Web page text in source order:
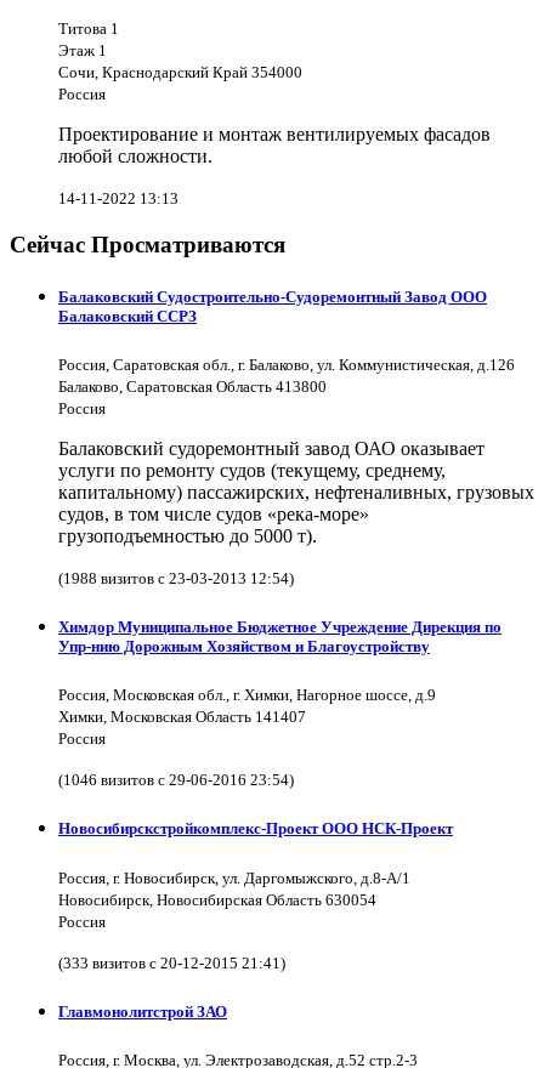
Титова 1
Этаж 1
Сочи, Краснодарский Край 354000
Россия
Проектирование и монтаж вентилируемых фасадов
любой сложности.
14-11-2022 13:13
Сейчас Просматриваются
Балаковский Судостроительно-Судоремонтный Завод ООО
Балаковский ССРЗ
Россия, Саратовская обл., г. Балаково, ул. Коммунистическая, д.126
Балаково, Саратовская Область 413800
Россия
Балаковский судоремонтный завод ОАО оказывает
услуги по ремонту судов (текущему, среднему,
капитальному) пассажирских, нефтеналивных, грузовых
судов, в том числе судов «река-море»
грузоподъемностью до 5000 т).
(1988 визитов с 23-03-2013 12:54)
Химдор Муниципальное Бюджетное Учреждение Дирекция по
Упр-нию Дорожным Хозяйством и Благоустройству
Россия, Московская обл., г. Химки, Нагорное шоссе, д.9
Химки, Московская Область 141407
Россия
(1046 визитов с 29-06-2016 23:54)
Новосибирскстройкомплекс-Проект ООО НСК-Проект
Россия, г. Новосибирск, ул. Даргомыжского, д.8-А/1
Новосибирск, Новосибирская Область 630054
Россия
(333 визитов с 20-12-2015 21:41)
Главмонолитстрой ЗАО
Россия, г. Москва, ул. Электрозаводская, д.52 стр.2-3